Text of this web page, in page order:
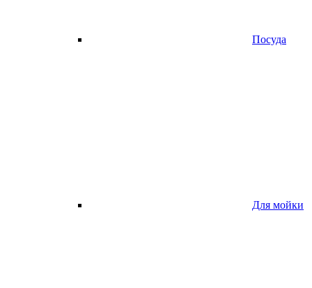
Посуда
Для мойки